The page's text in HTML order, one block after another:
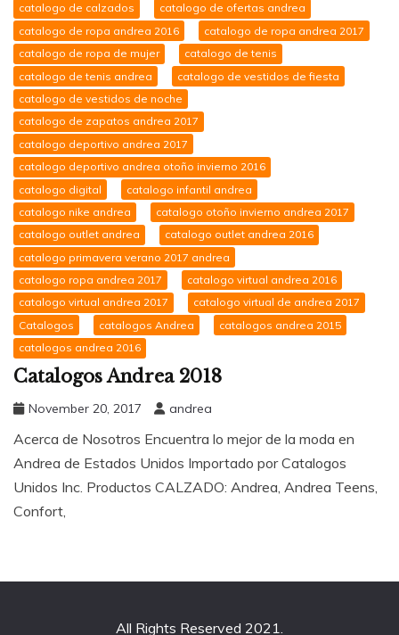
catalogo de calzados
catalogo de ofertas andrea
catalogo de ropa andrea 2016
catalogo de ropa andrea 2017
catalogo de ropa de mujer
catalogo de tenis
catalogo de tenis andrea
catalogo de vestidos de fiesta
catalogo de vestidos de noche
catalogo de zapatos andrea 2017
catalogo deportivo andrea 2017
catalogo deportivo andrea otoño invierno 2016
catalogo digital
catalogo infantil andrea
catalogo nike andrea
catalogo otoño invierno andrea 2017
catalogo outlet andrea
catalogo outlet andrea 2016
catalogo primavera verano 2017 andrea
catalogo ropa andrea 2017
catalogo virtual andrea 2016
catalogo virtual andrea 2017
catalogo virtual de andrea 2017
Catalogos
catalogos Andrea
catalogos andrea 2015
catalogos andrea 2016
Catalogos Andrea 2018
November 20, 2017 andrea
Acerca de Nosotros Encuentra lo mejor de la moda en
Andrea de Estados Unidos Importado por Catalogos
Unidos Inc. Productos CALZADO: Andrea, Andrea Teens,
Confort,
All Rights Reserved 2021.